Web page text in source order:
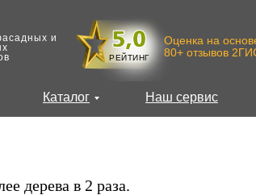
и
Наш сервис
Каталог
РЕЙТИНГ
Оценка на
80+ отзывов
дерева в 2 раза.